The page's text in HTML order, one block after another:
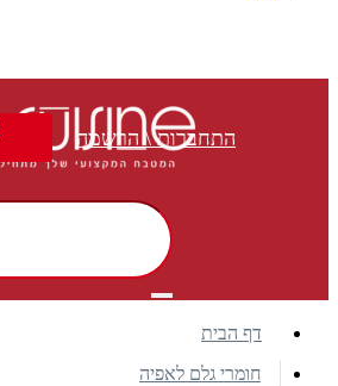
התחברות \ הרשמה
דף הבית
חומרי גלם לאפיה